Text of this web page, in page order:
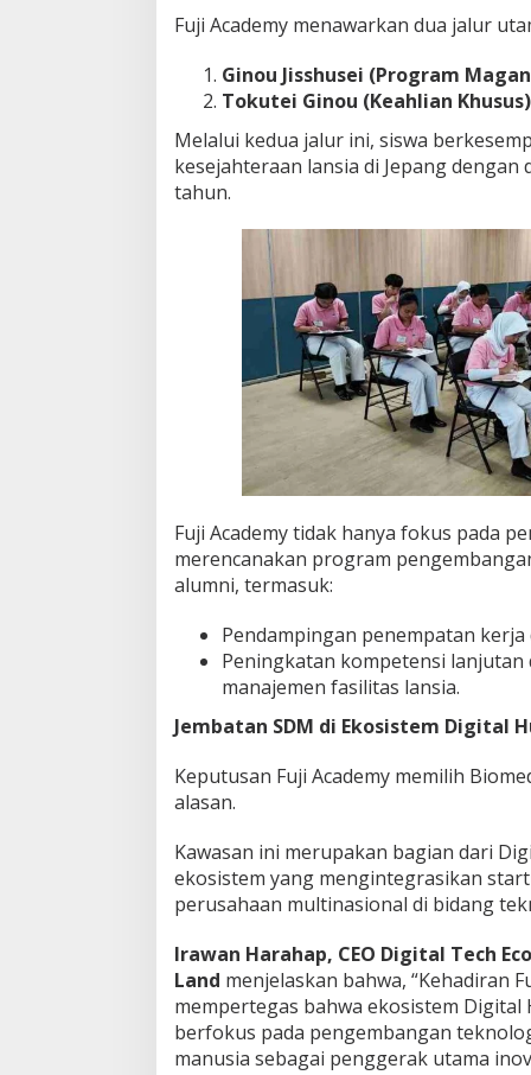
Fuji Academy menawarkan dua jalur
Ginou Jisshusei (Program
Tokutei Ginou (Keahlian Khusus)
Melalui kedua jalur ini, siswa
kesejahteraan lansia di Jepang
tahun.
Fuji Academy tidak hanya fokus pada
merencanakan program
alumni, termasuk:
Pendampingan penempatan
Peningkatan kompetensi
manajemen fasilitas lansia.
Jembatan SDM di Ekosistem Digital
Keputusan Fuji Academy memilih
alasan.
Kawasan ini merupakan bagian dari
ekosistem yang mengintegrasikan
perusahaan multinasional di bidang
Irawan Harahap, CEO Digital Tech
Land menjelaskan bahwa, “Kehadiran
mempertegas bahwa ekosistem
berfokus pada pengembangan
manusia sebagai penggerak utama